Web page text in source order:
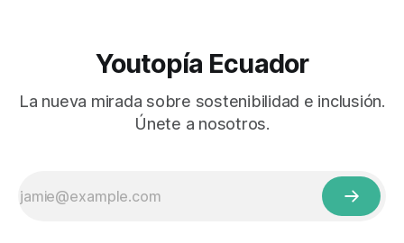
Youtopía Ecuador
La nueva mirada sobre sostenibilidad e inclusión.
Únete a nosotros.